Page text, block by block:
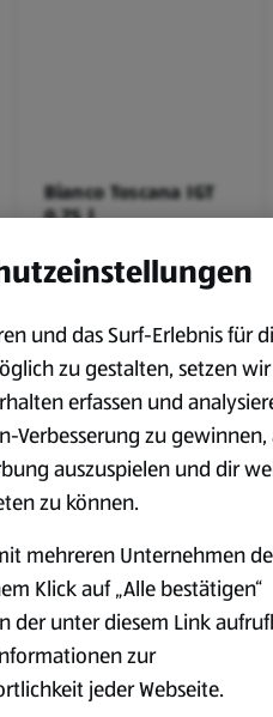
Bianco Toscana IGT
0,75 l
(3,72 €/1 l)
2,79 € 3,49 €
Bio-Produkte
und das Surf-Erlebnis für
zu gestalten, setzen wir
erfassen und
Verbesserung zu gewinnen,
auszuspielen und dir
zu können.
mehreren Unternehmen
Klick auf „Alle bestätigen“
der unter diesem Link
zur
jeder Webseite.